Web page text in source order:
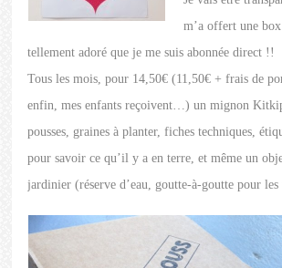
m’a offert une
tellement adoré que je me suis abonnée direct !!
Tous les mois, pour 14,50€ (11,50€ + frais de
enfin, mes enfants reçoivent…) un mignon
pousses, graines à planter, fiches techniques,
pour savoir ce qu’il y a en terre, et même un
jardinier (réserve d’eau, goutte-à-goutte pour les